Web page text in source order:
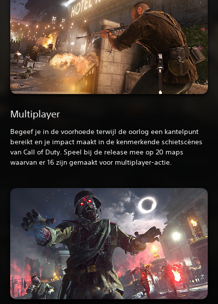
Multiplayer
Begeef je in de voorhoede terwijl de oorlog een kantelpunt
bereikt en je impact maakt in de kenmerkende schietscènes
van Call of Duty. Speel bij de release mee op 20 maps
waarvan er 16 zijn gemaakt voor multiplayer-actie.